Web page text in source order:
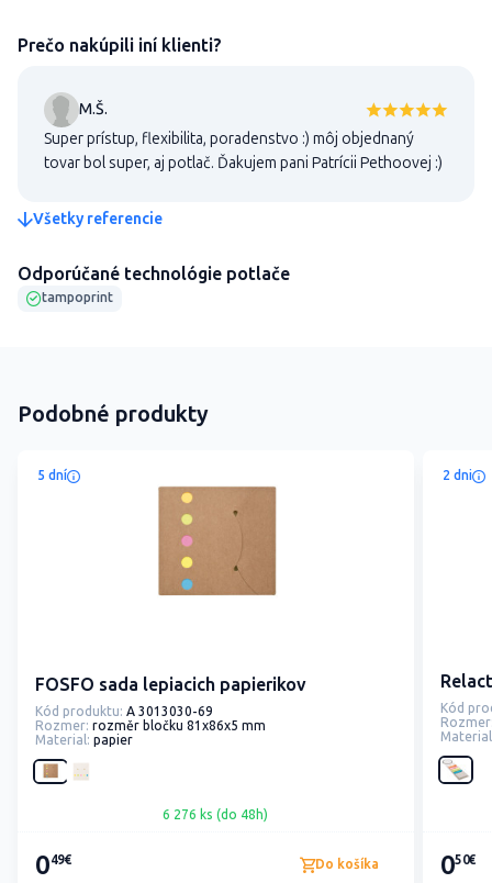
Prečo nakúpili iní klienti?
M.Š.
Super prístup, flexibilita, poradenstvo :) môj objednaný
tovar bol super, aj potlač. Ďakujem pani Patrícii Pethoovej :)
Všetky referencie
Odporúčané technológie potlače
tampoprint
Podobné produkty
5 dní
FOSFO sada lepiacich papierikov
Kód produktu: A 3013030-69
Rozmer: rozměr bločku 81x86x5 mm
Material: papier
6 276 ks (do 48h)
049€ Do košíka
2 dni
Kód
050€